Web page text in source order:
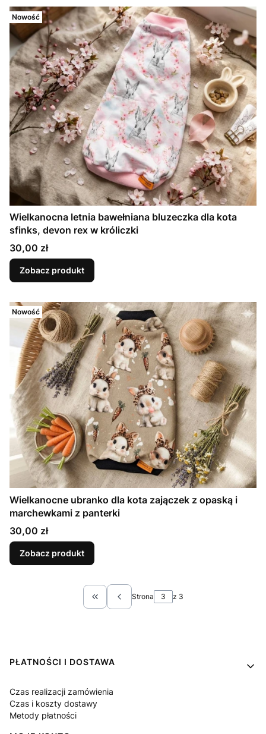
Nowość
Wielkanocna letnia bawełniana bluzeczka dla kota
sfinks, devon rex w króliczki
Cena
30,00 zł
Zobacz produkt
Nowość
Wielkanocne ubranko dla kota zajączek z opaską i
marchewkami z panterki
Cena
30,00 zł
Zobacz produkt
Wróć do pierwszej strony z produktami
Strona z 3
Linki w stopce
PŁATNOŚCI I DOSTAWA
Czas realizacji zamówienia
Czas i koszty dostawy
Metody płatności